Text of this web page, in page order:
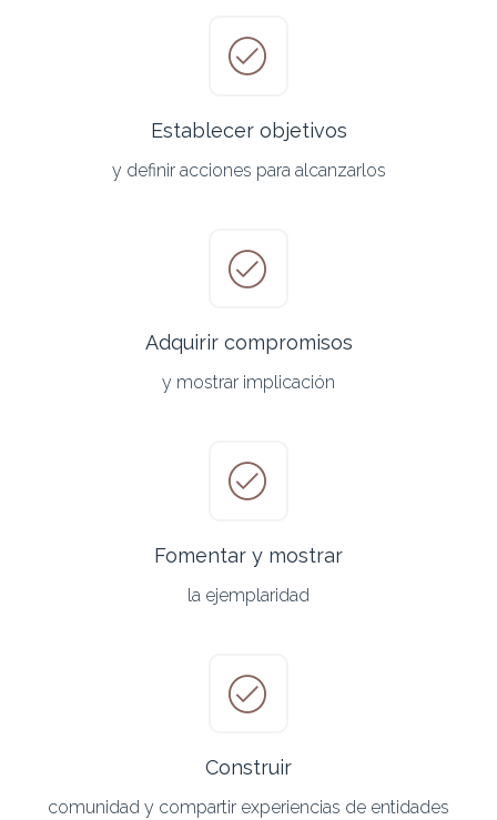
Establecer objetivos
y definir acciones para alcanzarlos
Adquirir compromisos
y mostrar implicación
Fomentar y mostrar
la ejemplaridad
Construir
comunidad y compartir experiencias de entidades